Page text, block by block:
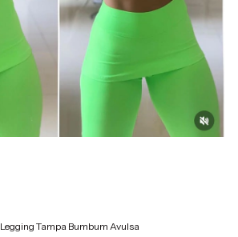
Legging Tampa Bumbum Avulsa